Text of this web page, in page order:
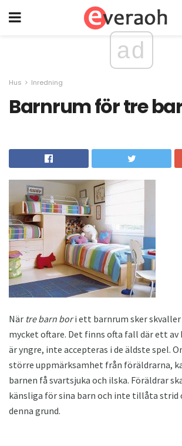
ad
Hus Inredning
Barnrum för tre
När tre barn bori ett barnrum sker skvaller
mycket oftare. Det finns ofta fall där ett av
är yngre, inte accepteras i de äldste spel.
större uppmärksamhet från föräldrarna,
barnen få svartsjuka och ilska. Föräldrar
känsliga för sina barn och inte tillåta strid
denna grund.